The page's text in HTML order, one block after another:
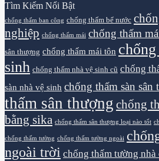
Tìm Kiếm Nổi Bật
chống thấm ban công chống thấm bể nước
nghiệp chống thấm mái chống thấm
sân thượng chống thấm mái tôn
sinh chống thấm nhà vệ sinh cũ chống
sàn nhà vệ sinh chống thấm sàn sân
thấm sân thượng chống
bằng sika chống thấm sân thượng loại nào tốt
chống thấm tường chống thấm tường ngoài
ngoài trời chống thấm tường nhà